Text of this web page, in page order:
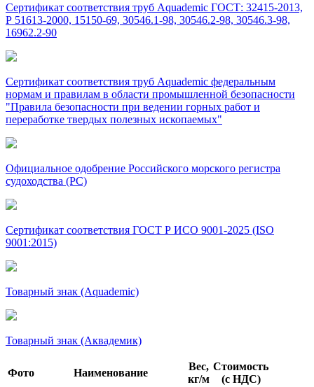
Сертификат соответствия труб Aquademic ГОСТ: 32415-2013,
Р 51613-2000, 15150-69, 30546.1-98, 30546.2-98, 30546.3-98,
16962.2-90
Сертификат соответствия труб Aquademic федеральным
нормам и правилам в области промышленной безопасности
"Правила безопасности при ведении горных работ и
переработке твердых полезных ископаемых"
Официальное одобрение Российского морского регистра
судоходства (РС)
Сертификат соответствия ГОСТ Р ИСО 9001-2025 (ISO
9001:2015)
Товарный знак (Aquademic)
Товарный знак (Аквадемик)
Фото Наименование
Вес,
кг/м
Стоимость
(с НДС)